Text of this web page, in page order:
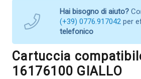
Hai bisogno di aiuto?
(+39) 0776.917042 per
telefonico
Cartuccia
16176100 GIALLO